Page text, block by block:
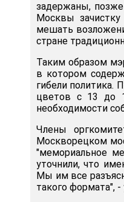
задержаны, позже
Москвы
мешать
стране
Таким образом
в котором
гибели политика.
цветов с 13 до
необходимости
Члены
Москворецком
"мемориальное
уточнили, что
Мы им все
такого формата",